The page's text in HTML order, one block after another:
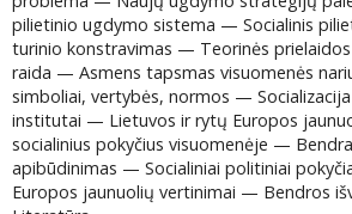
pilietinio ugdymo sistema — Socialinis
turinio konstravimas — Teorinės
raida — Asmens tapsmas visuomenės
simboliai, vertybės, normos —
institutai — Lietuvos ir rytų Europos
socialinius pokyčius visuomenėje —
apibūdinimas — Socialiniai politiniai
Europos jaunuolių vertinimai — Bendros